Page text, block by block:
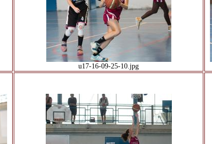
u17-16-09-25-10.jpg